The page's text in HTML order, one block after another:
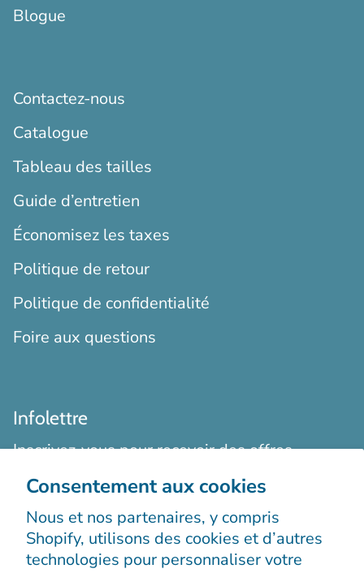
Consentement aux cookies
Nous et nos partenaires, y compris
Shopify, utilisons des cookies et d’autres
technologies pour personnaliser votre
Blogue
Contactez-nous
Catalogue
Tableau des tailles
Guide d’entretien
Économisez les taxes
Politique de retour
Politique de confidentialité
Foire aux questions
Infolettre
Inscrivez-vous pour recevoir des offres
exclusives, des histoires originales, des